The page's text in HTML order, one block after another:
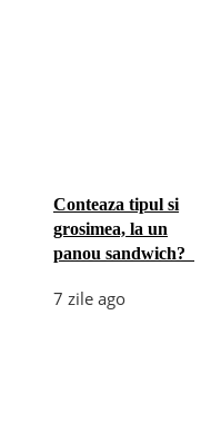
Conteaza tipul si
grosimea, la un
panou sandwich?
7 zile ago